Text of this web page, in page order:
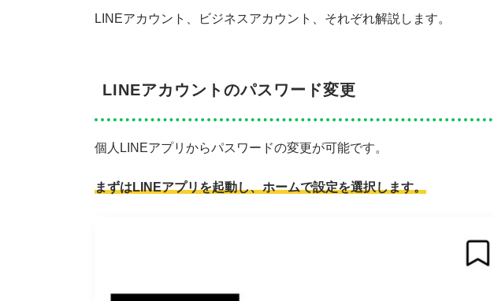
LINEアカウント、ビジネスアカウント、それぞれ解説します。
LINEアカウントのパスワード変更
個人LINEアプリからパスワードの変更が可能です。
まずはLINEアプリを起動し、ホームで設定を選択します。